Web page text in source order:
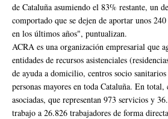
de Cataluña asumiendo el 83% restante, un
comportado que se dejen de aportar unos
en los últimos años", puntualizan.
ACRA es una organización empresarial que
entidades de recursos asistenciales
de ayuda a domicilio, centros socio
personas mayores en toda Cataluña. En total,
asociadas, que representan 973 servicios y
trabajo a 26.826 trabajadores de forma